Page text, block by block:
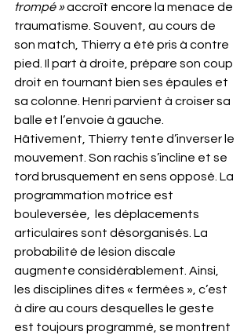
trompé » accroît encore la menace de
traumatisme. Souvent, au cours de
son match, Thierry a été pris à contre
pied. Il part à droite, prépare son coup
droit en tournant bien ses épaules et
sa colonne. Henri parvient à croiser sa
balle et l’envoie à gauche.
Hâtivement, Thierry tente d’inverser le
mouvement. Son rachis s’incline et se
tord brusquement en sens opposé. La
programmation motrice est
bouleversée,  les déplacements
articulaires sont désorganisés. La
probabilité de lésion discale
augmente considérablement. Ainsi,
les disciplines dites « fermées », c’est
à dire au cours desquelles le geste
est toujours programmé, se montrent